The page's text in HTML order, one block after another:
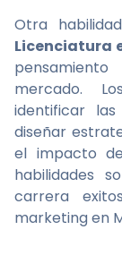
Otra
Licenciatura
mercado.
identificar las
diseñar
el impacto
habilidades
carrera
marketing en